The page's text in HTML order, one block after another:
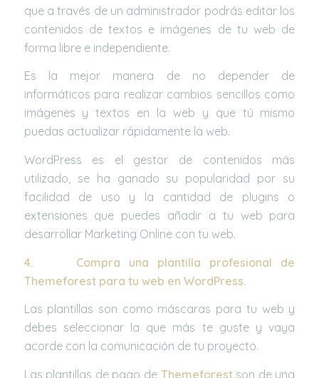
que a través de un administrador podrás editar los
contenidos de textos e imágenes de tu web de
forma libre e independiente.
Es la mejor manera de no depender de
informáticos para realizar cambios sencillos como
imágenes y textos en la web y que tú mismo
puedas actualizar rápidamente la web.
WordPress es el gestor de contenidos más
utilizado, se ha ganado su popularidad por su
facilidad de uso y la cantidad de plugins o
extensiones que puedes añadir a tu web para
desarrollar Marketing Online con tu web.
4. Compra una plantilla profesional de
Themeforest para tu web en WordPress.
Las plantillas son como máscaras para tu web y
debes seleccionar la que más te guste y vaya
acorde con la comunicación de tu proyecto.
Las plantillas de pago de Themeforest son de una